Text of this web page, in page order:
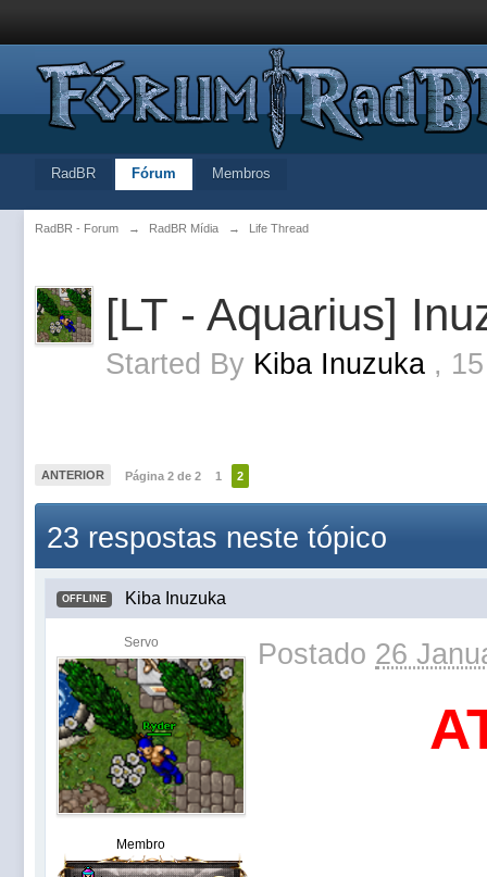
RadBR Fórum Membros
RadBR - Forum → RadBR Mídia → Life Thread
[LT - Aquarius]
Started By Kiba Inuzuka ,
ANTERIOR Página 2 de 2 1 2
23 respostas neste tópico
OFFLINE Kiba Inuzuka
Servo
Membro
Postado 26